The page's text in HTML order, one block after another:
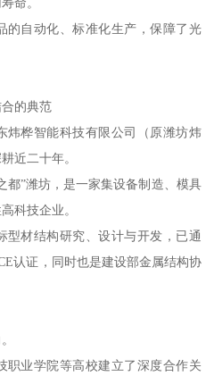
命。
的自动化、标准化生产，保障了光
的典范
炜桦智能科技有限公司（原潍坊炜
近二十年。
都”潍坊，是一家集设备制造、模具
科技企业。
型材结构研究、设计与开发，已通
认证，同时也是建设部金属结构协
职业学院等高校建立了深度合作关